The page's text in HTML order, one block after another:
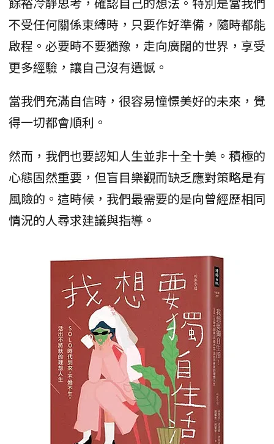
不受任何關係束縛時，只要作好準備，隨時都能
啟程。必要時不要猶豫，走向廣闊的世界，享受
更多經驗，讓自己沒有遺憾。
當我們充滿自信時，很容易憧憬美好的未來，覺
得一切都會順利。
然而，我們也要認知人生並非十全十美。積極的
心態固然重要，但盲目樂觀而缺乏應對策略是有
風險的。這時候，我們最需要的是向曾經歷相同
情況的人尋求建議與指導。